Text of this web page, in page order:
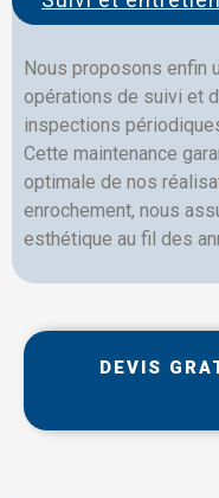
Nous proposons enfin
opérations de suivi et
inspections
Cette maintenance
optimale de nos
enrochement, nous
esthétique au fil des
DEVIS